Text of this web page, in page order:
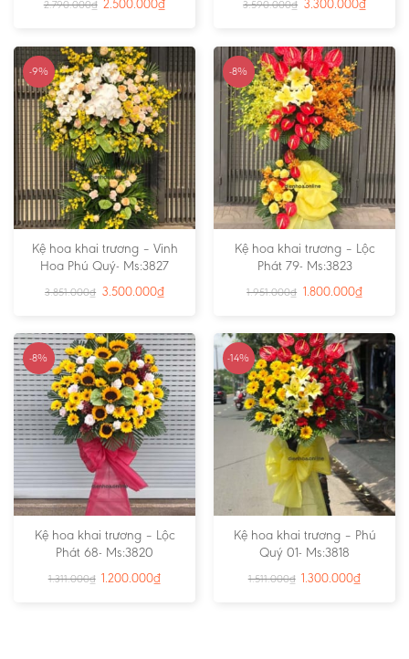
2.790.000₫ 2.500.000₫ 3.590.000₫ 3.300.000₫
-9%
Kệ hoa khai trương – Vinh
Hoa Phú Quý- Ms:3827
3.851.000₫ 3.500.000₫
-8%
Kệ hoa khai trương – Lộc
Phát 79- Ms:3823
1.951.000₫ 1.800.000₫
-8%
Kệ hoa khai trương – Lộc
Phát 68- Ms:3820
1.311.000₫ 1.200.000₫
-14%
Kệ hoa khai trương – Phú
Quý 01- Ms:3818
1.511.000₫ 1.300.000₫